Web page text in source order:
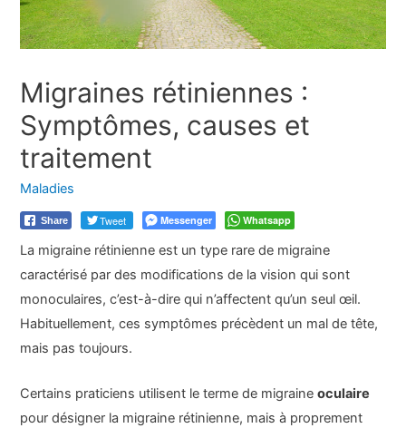
Migraines rétiniennes :
Symptômes, causes et
traitement
Maladies
Share Tweet Messenger Whatsapp
La migraine rétinienne est un type rare de migraine
caractérisé par des modifications de la vision qui sont
monoculaires, c’est-à-dire qui n’affectent qu’un seul œil.
Habituellement, ces symptômes précèdent un mal de tête,
mais pas toujours.
Certains praticiens utilisent le terme de migraineoculaire
pour désigner la migraine rétinienne, mais à proprement